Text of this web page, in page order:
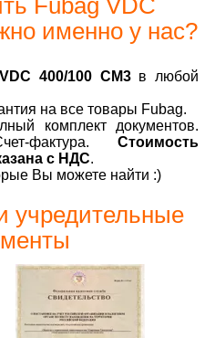
Fubag VDC
именно у нас?
400/100 CM3в любой
на все товары Fubag.
комплект документов.
фактура. Стоимость
с НДС.
Вы можете найти :)
учредительные